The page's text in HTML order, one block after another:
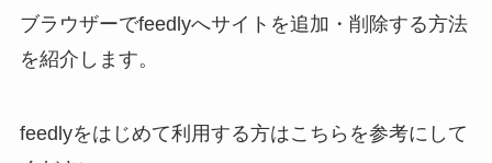
ブラウザーでfeedlyへサイトを追加・削除する方法
を紹介します。
feedlyをはじめて利用する方はこちらを参考にして